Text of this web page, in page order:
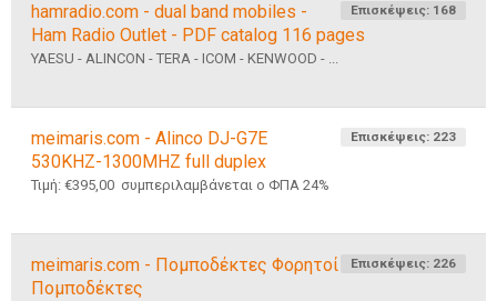
Επισκέψεις: 168
hamradio.com - dual band mobiles -
Ham Radio Outlet - PDF catalog 116 pages
YAESU - ALINCON - TERA - ICOM - KENWOOD - ...
Επισκέψεις: 223
meimaris.com - Alinco DJ-G7E
530KHZ-1300MHZ full duplex
Τιμή: €395,00 συμπεριλαμβάνεται ο ΦΠΑ 24%
Επισκέψεις: 226
meimaris.com - Πομποδέκτες Φορητοί
Πομποδέκτες